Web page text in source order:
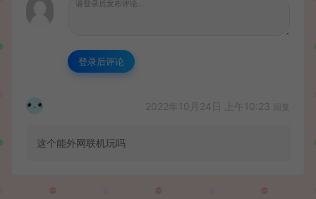
登录后评论
2022年10月24日 上午10:23 回复
这个能外网联机玩吗